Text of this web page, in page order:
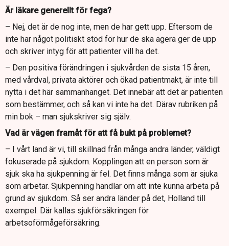
Är läkare generellt för fega?
– Nej, det är de nog inte, men de har gett upp. Eftersom de
inte har något politiskt stöd för hur de ska agera ger de upp
och skriver intyg för att patienter vill ha det.
– Den positiva förändringen i sjukvården de sista 15 åren,
med vårdval, privata aktörer och ökad patientmakt, är inte till
nytta i det här sammanhanget. Det innebär att det är patienten
som bestämmer, och så kan vi inte ha det. Därav rubriken på
min bok – man sjukskriver sig själv.
Vad är vägen framåt för att få bukt på problemet?
– I vårt land är vi, till skillnad från många andra länder, väldigt
fokuserade på sjukdom. Kopplingen att en person som är
sjuk ska ha sjukpenning är fel. Det finns många som är sjuka
som arbetar. Sjukpenning handlar om att inte kunna arbeta på
grund av sjukdom. Så ser andra länder på det, Holland till
exempel. Där kallas sjukförsäkringen för
arbetsoförmågeförsäkring.